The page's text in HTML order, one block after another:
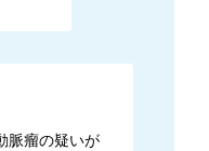
脈瘤の疑いが